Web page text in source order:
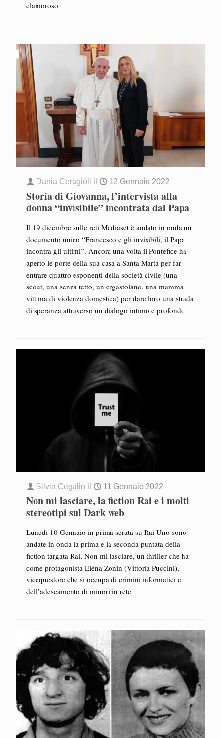
clamoroso
Dania Ceragioli il 12 Gennaio 2022
Storia di Giovanna, l’intervista alla
donna “invisibile” incontrata dal Papa
Il 19 dicembre sulle reti Mediaset è andato in onda un
documento unico “Francesco e gli invisibili, il Papa
incontra gli ultimi”. Ancora una volta il Pontefice ha
aperto le porte della sua casa a Santa Marta per far
entrare quattro esponenti della società civile (una
scout, una senza tetto, un ergastolano, una mamma
vittima di violenza domestica) per dare loro una strada
di speranza attraverso un dialogo intimo e profondo
Silvia Cegalin il 11 Gennaio 2022
Non mi lasciare, la fiction Rai e i molti
stereotipi sul Dark web
Lunedì 10 Gennaio in prima serata su Rai Uno sono
andate in onda la prima e la seconda puntata della
fiction targata Rai, Non mi lasciare, un thriller che ha
come protagonista Elena Zonin (Vittoria Puccini),
vicequestore che si occupa di crimini informatici e
dell’adescamento di minori in rete